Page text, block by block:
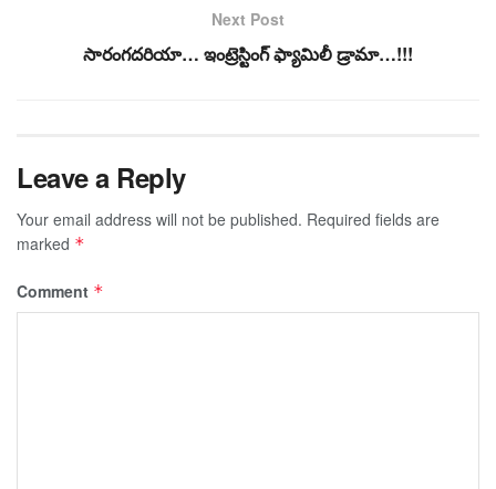
Next Post
సారంగదరియా… ఇంట్రెస్టింగ్ ఫ్యామిలీ డ్రామా…!!!
Leave a Reply
Your email address will not be published. Required fields are
marked *
Comment *